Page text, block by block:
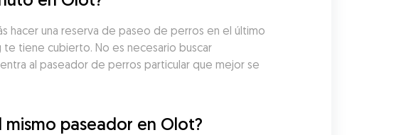
hacer una reserva de paseo de perros en el último
tiene cubierto. No es necesario buscar
al paseador de perros particular que mejor se
paseador en Olot?